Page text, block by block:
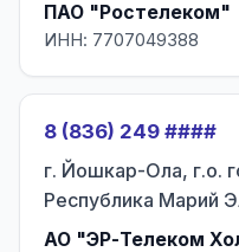
ПАО "Ростелеком"
ИНН: 7707049388
8 (836) 249 ####
г. Йошкар-Ола, г.о.
Республика Марий
АО "ЭР-Телеком